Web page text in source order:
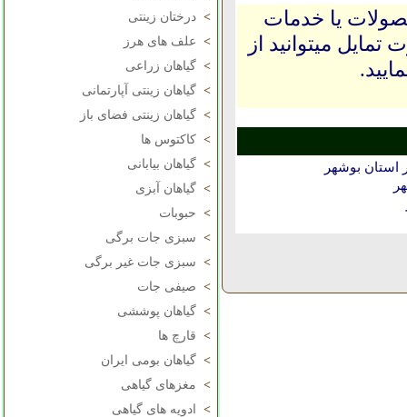
> درختان زینتی
> علف های هرز
> گیاهان زراعی
> گیاهان زینتی آپارتمانی
> گیاهان زینتی فضای باز
> کاکتوس ها
> گیاهان بیابانی
> گیاهان آبزی
> حبوبات
> سبزی جات برگی
> سبزی جات غیر برگی
> صیفی جات
> گیاهان پوششی
> قارچ ها
> گیاهان بومی ایران
> مغزهای گیاهی
>
ادویه های گیاهی
یا خدمات
میتوانید از
بوشهر